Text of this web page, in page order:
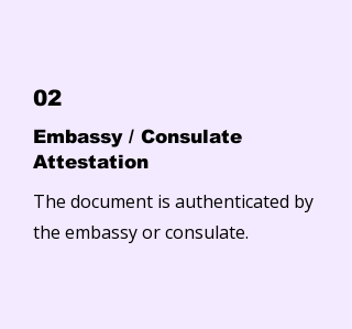
02
Embassy / Consulate
Attestation
The document is authenticated by
the embassy or consulate.